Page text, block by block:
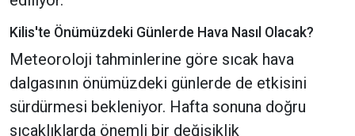
Kilis'te Önümüzdeki Günlerde Hava Nasıl Olacak?
Meteoroloji tahminlerine göre sıcak hava
dalgasının önümüzdeki günlerde de etkisini
sürdürmesi bekleniyor. Hafta sonuna doğru
sıcaklıklarda önemli bir değişiklik